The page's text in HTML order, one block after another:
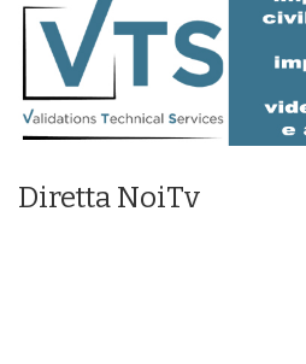
Diretta NoiTv